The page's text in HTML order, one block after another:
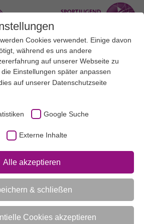
bietet das Jugendordnungstool
einer zeitgemäßen und individuell
zugeschnittenen
gibt es auch für
zur Überarbeitung ihrer
Cookies verwendet. Einige davon
während es uns andere
auf unserer Webseite zu
Einstellungen später anpassen
auf unserer Datenschutzseite
Google Suche
Externe Inhalte
Alle akzeptieren
& schließen
Cookies akzeptieren